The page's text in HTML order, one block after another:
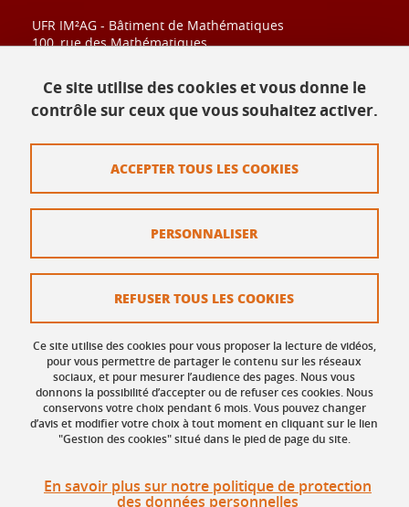
UFR IM²AG - Bâtiment de Mathématiques
100, rue des Mathématiques
38028 Grenoble Cedex
Contact
Mentions légales
Politique des Cookies
Gestion des cookies
Accessibilité : non conforme
Ce site utilise des cookies et vous donne le
contrôle sur ceux que vous souhaitez activer.
Ce site utilise des cookies pour vous proposer la lecture de vidéos,
pour vous permettre de partager le contenu sur les réseaux
sociaux, et pour mesurer l’audience des pages. Nous vous
donnons la possibilité d’accepter ou de refuser ces cookies. Nous
conservons votre choix pendant 6 mois. Vous pouvez changer
d’avis et modifier votre choix à tout moment en cliquant sur le lien
"Gestion des cookies" situé dans le pied de page du site.
En savoir plus sur notre politique de protection
des données personnelles
ACCEPTER TOUS LES COOKIES
REFUSER TOUS LES COOKIES
PERSONNALISER